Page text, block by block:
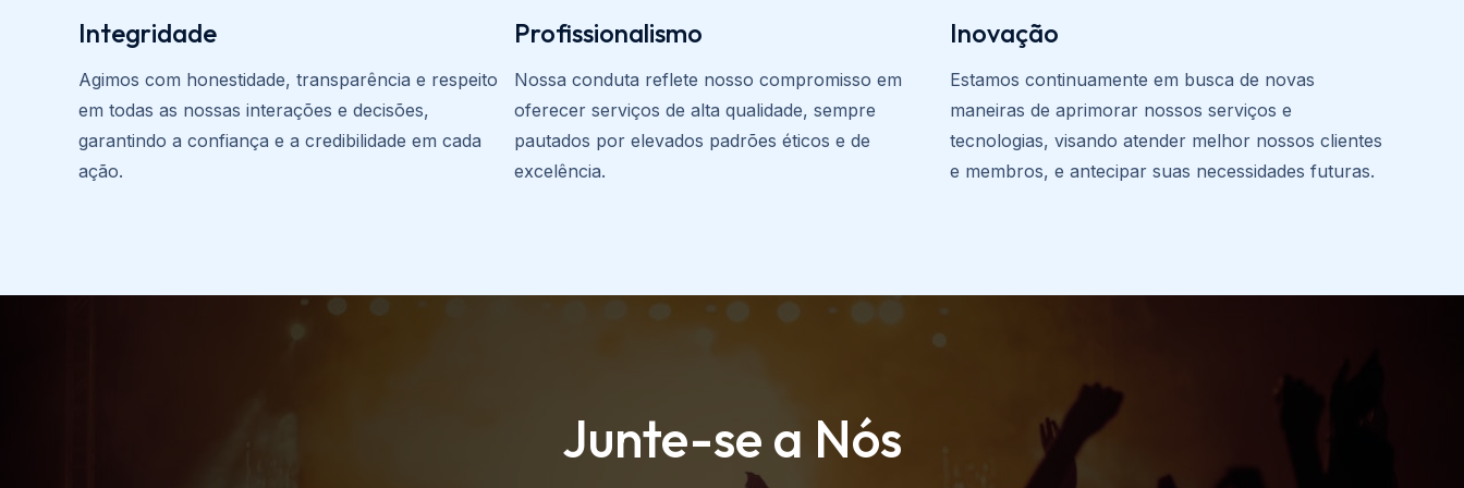
Integridade
Agimos com honestidade, transparência e respeito
em todas as nossas interações e decisões,
garantindo a confiança e a credibilidade em cada
ação.
Profissionalismo
Nossa conduta reflete nosso compromisso em
oferecer serviços de alta qualidade, sempre
pautados por elevados padrões éticos e de
excelência.
Inovação
Estamos continuamente em busca de novas
maneiras de aprimorar nossos serviços e
tecnologias, visando atender melhor nossos clientes
e membros, e antecipar suas necessidades futuras.
Junte-se a Nós